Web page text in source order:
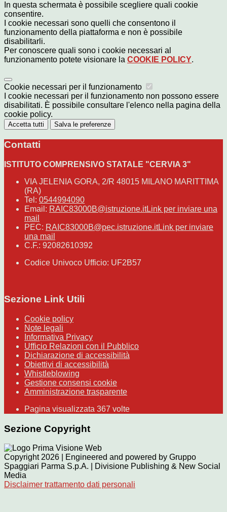
In questa schermata è possibile scegliere quali cookie
consentire.
I cookie necessari sono quelli che consentono il
funzionamento della piattaforma e non è possibile
disabilitarli.
Per conoscere quali sono i cookie necessari al
funzionamento potete visionare la COOKIE POLICY.
Cookie necessari per il funzionamento
I cookie necessari per il funzionamento non possono essere
disabilitati. È possibile consultare l'elenco nella pagina della
cookie policy.
Accetta tutti Salva le preferenze
Contatti
ISTITUTO COMPRENSIVO STATALE "CERVIA 3"
VIA JELENIA GORA, 2/R 48015 MILANO MARITTIMA
(RA)
Tel: 0544994090
Email: RAIC83000B@istruzione.itLink per inviare una
mail
PEC: RAIC83000B@pec.istruzione.itLink per inviare
una mail
C.F.: 92082610392
Codice Univoco Ufficio: UF2B57
Sezione Link Utili
Cookie policy
Note legali
Informativa Privacy
Ufficio Relazioni con il Pubblico
Dichiarazione di accessibilità
Obiettivi di accessibilità
Whistleblowing
Gestione consensi cookie
Amministrazione trasparente
Pagina visualizzata 367 volte
Sezione Copyright
Copyright 2026 | Engineered and powered by Gruppo
Spaggiari Parma S.p.A. | Divisione Publishing & New Social
Media
Disclaimer trattamento dati personali